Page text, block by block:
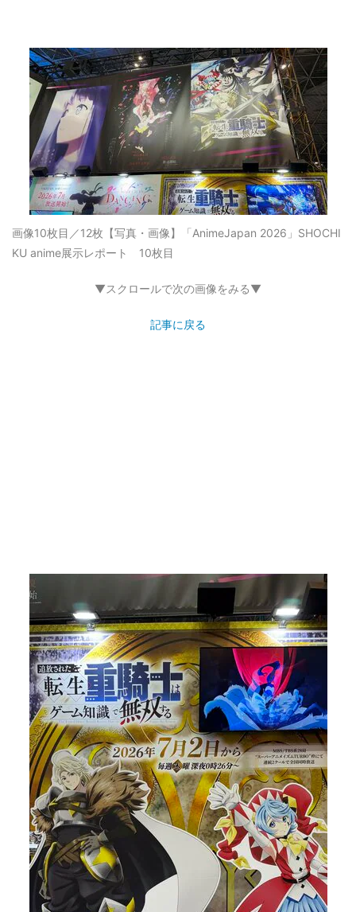
画像10枚目／12枚 【写真・画像】「AnimeJapan 2026」SHOCHI
KU anime展示レポート 10枚目
▼スクロールで次の画像をみる▼
記事に戻る